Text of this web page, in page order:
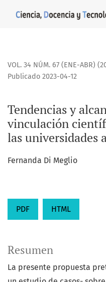
Tendencias y alcance
VOL. 34 NÚM. 67 (ENE-ABR)
Tendencias y
vinculación
las universidades
Publicado 2023-04-12
Fernanda Di Meglio
PDF HTML
Resumen
La presente propuesta